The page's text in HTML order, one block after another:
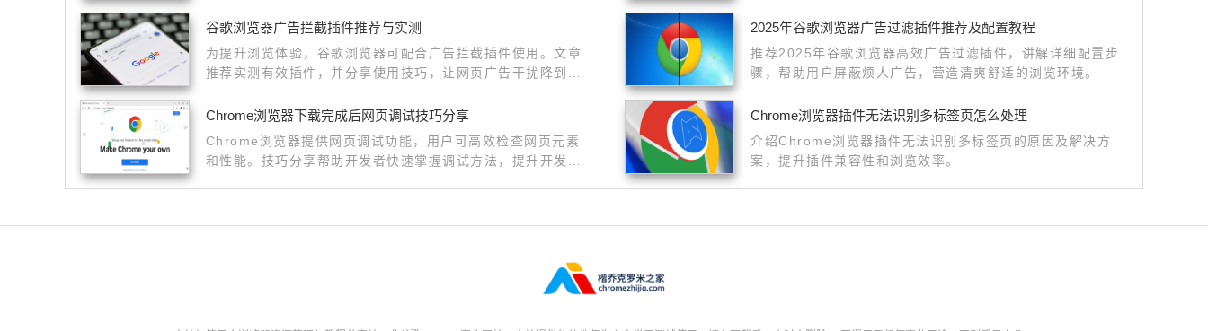
谷歌浏览器广告拦截插件推荐与实测
为提升浏览体验，谷歌浏览器可配合广告拦截插件使用。文章
推荐实测有效插件，并分享使用技巧，让网页广告干扰降到最
2025年谷歌浏览器广告过滤插件推荐及配置教程
推荐2025年谷歌浏览器高效广告过滤插件，讲解详细配置步
骤，帮助用户屏蔽烦人广告，营造清爽舒适的浏览环境。
Chrome浏览器下载完成后网页调试技巧分享
Chrome浏览器提供网页调试功能，用户可高效检查网页元素
和性能。技巧分享帮助开发者快速掌握调试方法，提升开发效
Chrome浏览器插件无法识别多标签页怎么处理
介绍Chrome浏览器插件无法识别多标签页的原因及解决方
案，提升插件兼容性和浏览效率。